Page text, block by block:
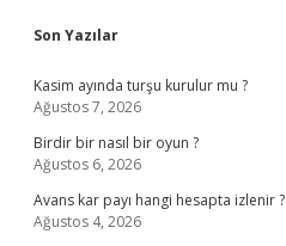
Son Yazılar
Kasim ayında turşu kurulur mu ?
Ağustos 7, 2026
Birdir bir nasıl bir oyun ?
Ağustos 6, 2026
Avans kar payı hangi hesapta izlenir ?
Ağustos 4, 2026